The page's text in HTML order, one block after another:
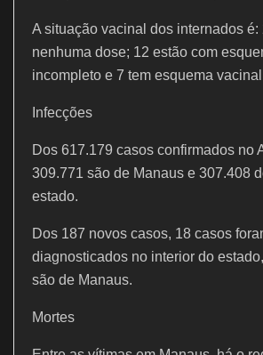
A situação vacinal dos internados é:
nenhuma dose; 12 estão com
incompleto e 7 tem esquema
Infecções
Dos 617.179 casos confirmados no
309.771 são de Manaus e 307.408
estado.
Dos 187 novos casos, 18 casos
diagnosticados no interior do
são de Manaus.
Mortes